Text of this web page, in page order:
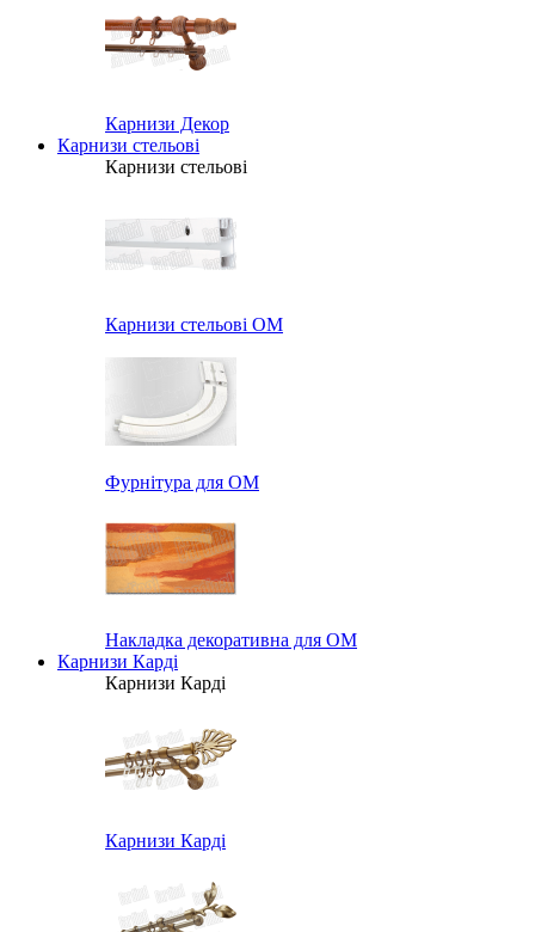
Карнизи Декор
Карнизи стельові
Карнизи стельові
Карнизи стельові ОМ
Фурнітура для ОМ
Накладка декоративна для ОМ
Карнизи Карді
Карнизи Карді
Карнизи Карді